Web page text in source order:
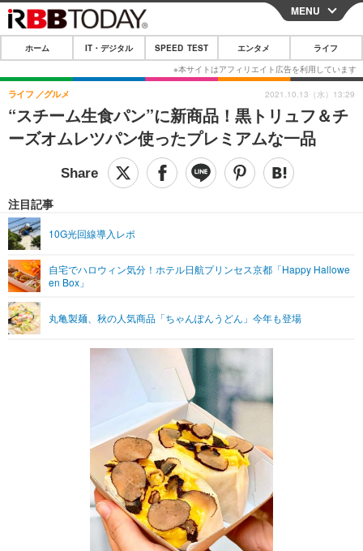
CLOSE
ホーム
IT・デジタル
IT・デジタルTOP スマートフォン
ガジェット・ツール
ショッピング その他
SPEED TEST
エンタメTOP 映画・ドラマ
グラビア
ショッピング その他
ライフTOP
その他
リリース一覧
プッシュ通知の停止方法
MENU
ホーム IT・デジタル SPEED TEST エンタメ ライフ
“スチーム生食パン”に新商品！黒トリュフ＆チ
ーズオムレツパン使ったプレミアムな一品
ライフ グルメ
注目記事
10G光回線導入レポ
自宅でハロウィン気分！ホテル日航プリンセス京都「Happy Hallowe
en Box」
丸亀製麺、秋の人気商品「ちゃんぽんうどん」今年も登場
2021.10.13（水）13:29